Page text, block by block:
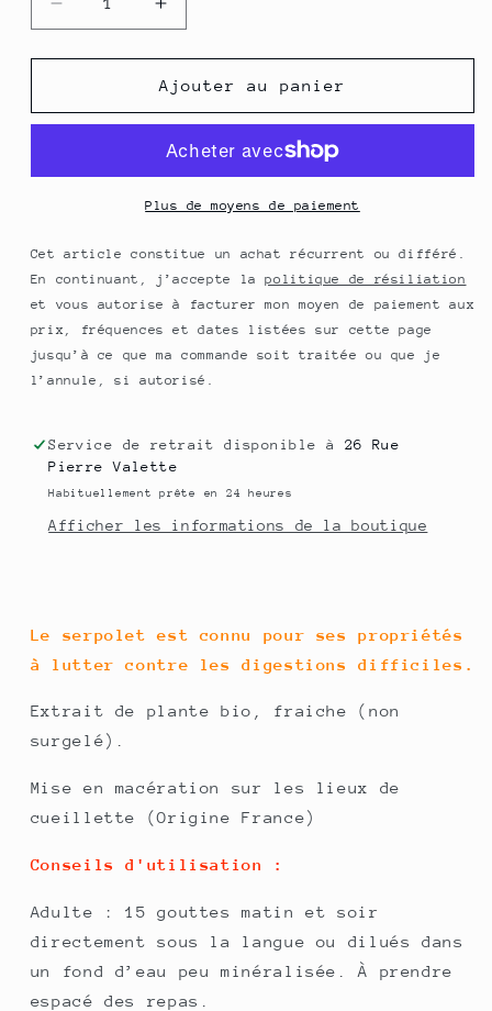
Réduire
la
quantité
Serpolet
de
Bio
(Thymus
serpyllum)
-
50
ml
Augmenter
la
quantité
de
Serpolet
Extrait
de
Plante
Bio
(Thymus
serpyllum)
-
50
ml
Ajouter au panier
Plus de moyens de paiement
Cet article constitue un achat récurrent ou différé.
En continuant, j’accepte lapolitique de résiliation
et vous autorise à facturer mon moyen de paiement aux
prix, fréquences et dates listées sur cette page
jusqu’à ce que ma commande soit traitée ou que je
l’annule, si autorisé.
Service de retrait disponible à 26 Rue
Pierre Valette
Habituellement prête en 24 heures
Afficher les informations de la boutique
Le serpolet est connu pour ses propriétés
à lutter contre les digestions difficiles.
Extrait de plante bio, fraiche (non
surgelé).
Mise en macération sur les lieux de
cueillette (Origine France)
Conseils d'utilisation :
Adulte : 15 gouttes matin et soir
directement sous la langue ou dilués dans
un fond d’eau peu minéralisée. À prendre
espacé des repas.